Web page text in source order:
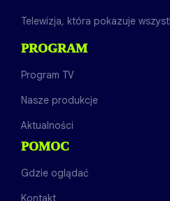
Telewizja, która pokazuje
PROGRAM
Program TV
Nasze produkcje
Aktualności
POMOC
Gdzie oglądać
Kontakt